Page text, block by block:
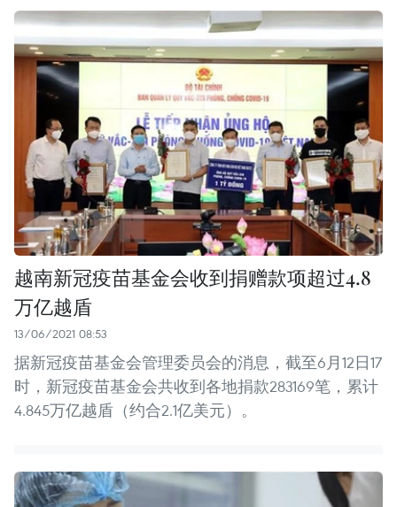
越南新冠疫苗基金会收到捐赠款项超过4.8
万亿越盾
13/06/2021 08:53
据新冠疫苗基金会管理委员会的消息，截至6月12日17
时，新冠疫苗基金会共收到各地捐款283169笔，累计
4.845万亿越盾（约合2.1亿美元）。